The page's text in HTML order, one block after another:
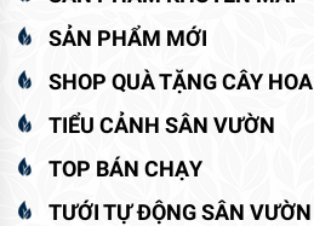
SẢN PHẨM MỚI
SHOP QUÀ TẶNG CÂY HOA
TIỂU CẢNH SÂN VƯỜN
TOP BÁN CHẠY
TƯỚI TỰ ĐỘNG SÂN VƯỜN